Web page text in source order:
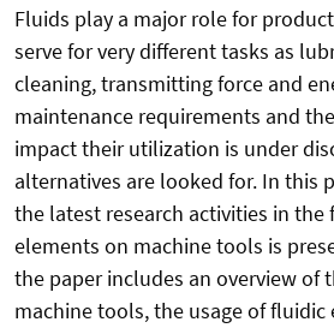
Fluids play a major role for
serve for very different tasks as
cleaning, transmitting force and
maintenance requirements and
impact their utilization is under
alternatives are looked for. In this
the latest research activities in the
elements on machine tools is
the paper includes an overview of
machine tools, the usage of